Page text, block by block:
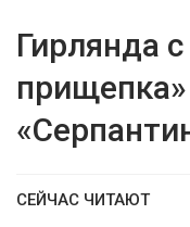
Гирлянда
СЕЙЧАС ЧИТАЮТ